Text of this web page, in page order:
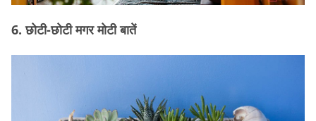
6. छोटी-छोटी मगर मोटी बातें